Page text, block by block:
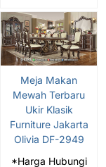
Meja Makan
Mewah Terbaru
Ukir Klasik
Furniture Jakarta
Olivia DF-2949
*Harga Hubungi